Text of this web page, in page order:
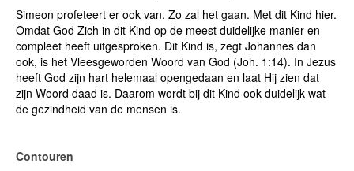
Simeon profeteert er ook van. Zo zal het gaan. Met dit Kind hier.
Omdat God Zich in dit Kind op de meest duidelijke manier en
compleet heeft uitgesproken. Dit Kind is, zegt Johannes dan
ook, is het Vleesgeworden Woord van God (Joh. 1:14). In Jezus
heeft God zijn hart helemaal opengedaan en laat Hij zien dat
zijn Woord daad is. Daarom wordt bij dit Kind ook duidelijk wat
de gezindheid van de mensen is.
Contouren